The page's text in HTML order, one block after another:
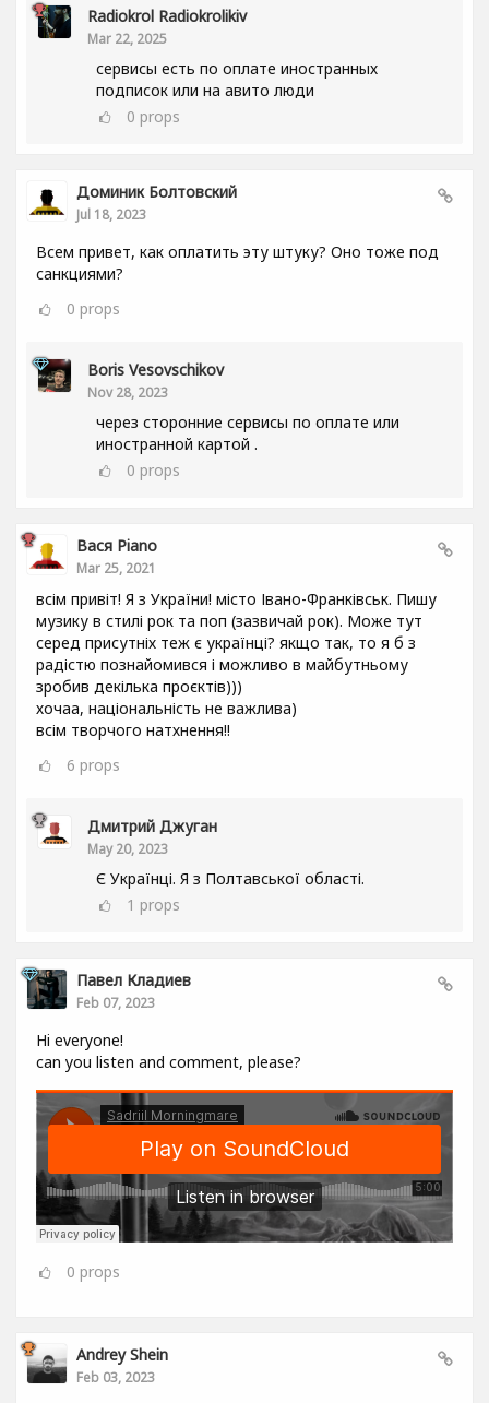
Radiokrol Radiokrolikiv
Mar 22, 2025
сервисы есть по оплате иностранных
подписок или на авито люди
0 props
Доминик Болтовский
Jul 18, 2023
Всем привет, как оплатить эту штуку? Оно тоже под
санкциями?
0 props
Boris Vesovschikov
Nov 28, 2023
через сторонние сервисы по оплате или
иностранной картой .
0 props
Вася Piano
Mar 25, 2021
всім привіт! Я з України! місто Івано-Франківськ. Пишу
музику в стилі рок та поп (зазвичай рок). Може тут
серед присутніх теж є українці? якщо так, то я б з
радістю познайомився і можливо в майбутньому
зробив декілька проєктів)))
хочаа, національність не важлива)
всім творчого натхнення!!
6 props
Дмитрий Джуган
May 20, 2023
Є Українці. Я з Полтавської області.
1 props
Павел Кладиев
Feb 07, 2023
Hi everyone!
can you listen and comment, please?
0 props
Andrey Shein
Feb 03, 2023